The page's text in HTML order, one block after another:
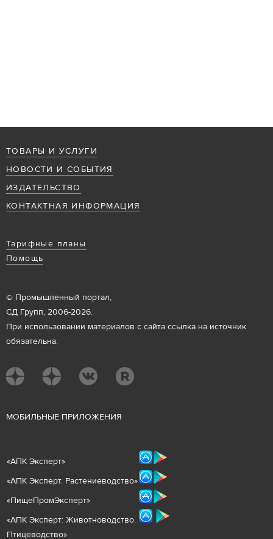
ТОВАРЫ И УСЛУГИ
НОВОСТИ И СОБЫТИЯ
ИЗДАТЕЛЬСТВО
КОНТАКТНАЯ ИНФОРМАЦИЯ
Тарифные планы
Помощь
© Промышленный портал,
СД Групп, 2006-2026.
При использовании материалов с сайта ссылка на источник
обязательна.
МОБИЛЬНЫЕ ПРИЛОЖЕНИЯ
«АПК Эксперт»
«АПК Эксперт. Растениеводство»
«ПищеПромЭксперт»
«АПК Эксперт: Животноводство.
Птицеводство»